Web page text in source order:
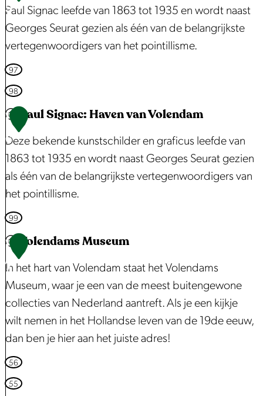
m
e
e
k
:
K
a
a
s
m
a
r
k
E
d
a
m
B
T
h
o
l
e
n
:
K
w
a
e
l
b
r
u
g
5
Paul Signac leefde van 1863 tot 1935 en wordt naast
Georges Seurat gezien als één van de belangrijkste
vertegenwoordigers van het pointillisme.
P
a
u
S
i
g
n
a
:
d
e
Z
u
i
d
p
o
97
98
1
6
Paul Signac: Haven van Volendam
Deze bekende kunstschilder en graficus leefde van
1863 tot 1935 en wordt naast Georges Seurat gezien
als één van de belangrijkste vertegenwoordigers van
het pointillisme.
P
a
l
S
i
g
n
a
c
99
1
7
Volendams Museum
In het hart van Volendam staat het Volendams
Museum, waar je een van de meest buitengewone
collecties van Nederland aantreft. Als je een kijkje
wilt nemen in het Hollandse leven van de 19de eeuw,
dan ben je hier aan het juiste adres!
V
o
56
55